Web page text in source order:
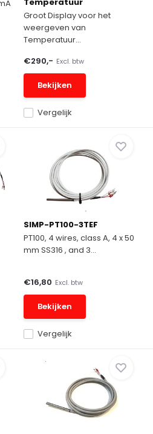
Groot Display voor het
weergeven van
Temperatuur...
Vergelijk
€290,- Excl. btw
Bekijken
SIMP-PT100-3TEF
PT100, 4 wires, class A, 4 x 50
mm SS316 , and 3...
Vergelijk
€16,80 Excl. btw
Bekijken